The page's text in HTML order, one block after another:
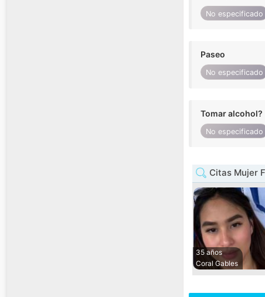
No especificado
Paseo
No especificado
Tomar alcohol?
No especificado
Citas Mujer
35 años
Coral Gables